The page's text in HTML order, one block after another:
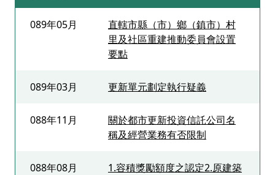
089年05月
直轄市縣（市）鄉（鎮市）村
里及社區重建推動委員會設置
要點
089年03月 更新單元劃定執行疑義
088年11月
關於都市更新投資信託公司名
稱及經營業務有否限制
088年08月
1.容積獎勵額度之認定2.原建築